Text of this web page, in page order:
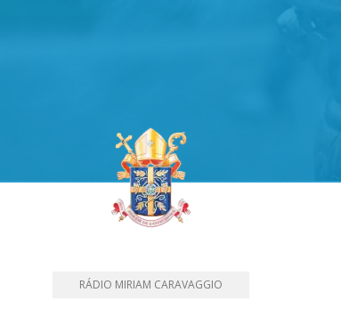
RÁDIO MIRIAM CARAVAGGIO